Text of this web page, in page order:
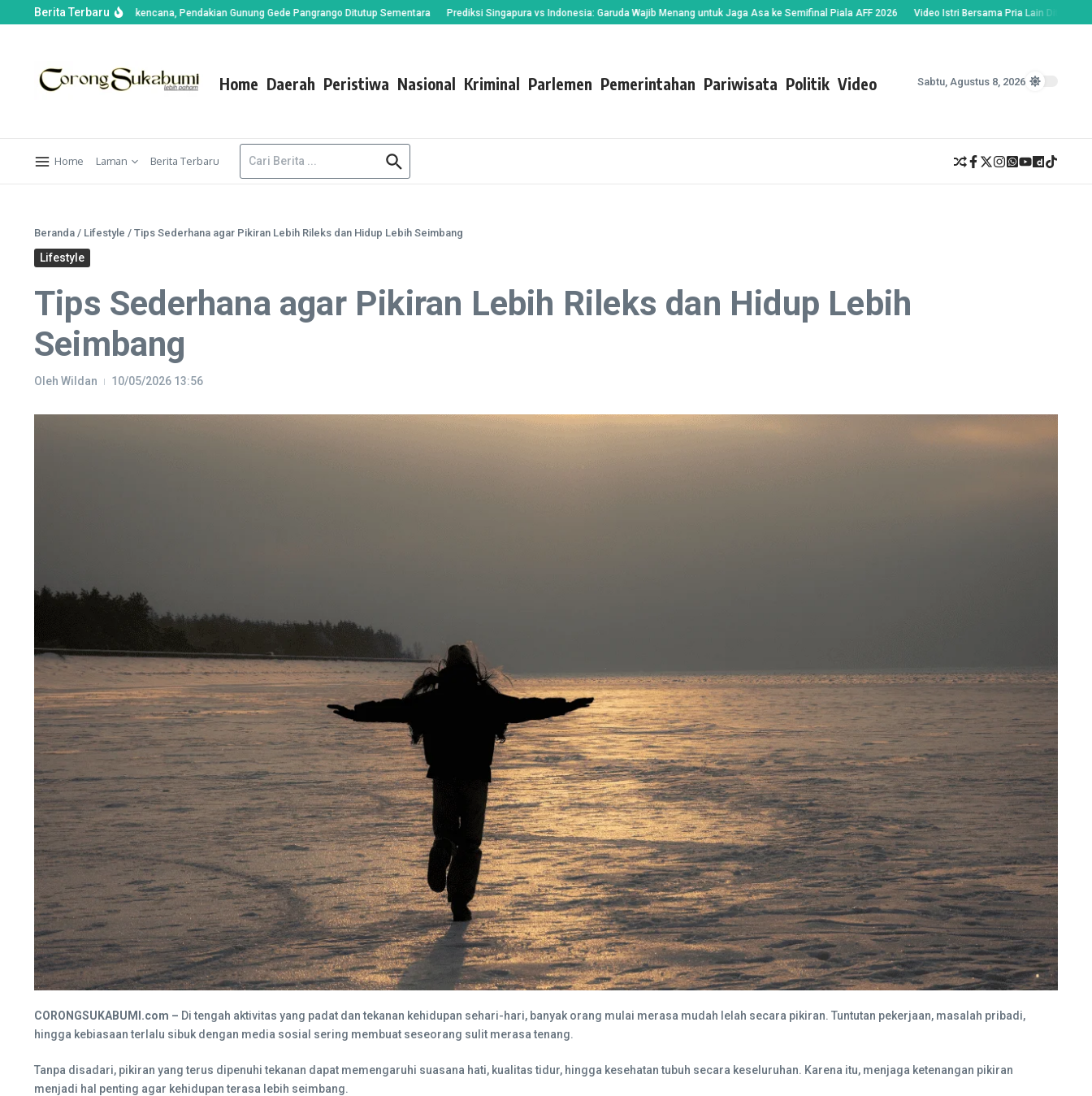
Berita Terbaru
di Alun-alun Suryakencana, Pendakian Gunung Gede Pangrango Ditutup Sementara Prediksi Singapura vs Indonesia: Garuda Wajib Menang untuk Jaga Asa ke Semifinal Piala AFF 2026 Video Istri Bersama Pria Lain Ditemukan
Home Daerah Peristiwa Nasional Kriminal Parlemen Pemerintahan Pariwisata Politik Video Sabtu, Agustus 8, 2026
Home Laman Berita Terbaru
Beranda / Lifestyle / Tips Sederhana agar Pikiran Lebih Rileks dan Hidup Lebih Seimbang
Lifestyle
Tips Sederhana agar Pikiran Lebih Rileks dan Hidup Lebih
Seimbang
Oleh Wildan 10/05/2026 13:56
CORONGSUKABUMI.com – Di tengah aktivitas yang padat dan tekanan kehidupan sehari-hari, banyak orang mulai merasa mudah lelah secara pikiran. Tuntutan pekerjaan, masalah pribadi,
hingga kebiasaan terlalu sibuk dengan media sosial sering membuat seseorang sulit merasa tenang.
Tanpa disadari, pikiran yang terus dipenuhi tekanan dapat memengaruhi suasana hati, kualitas tidur, hingga kesehatan tubuh secara keseluruhan. Karena itu, menjaga ketenangan pikiran
menjadi hal penting agar kehidupan terasa lebih seimbang.